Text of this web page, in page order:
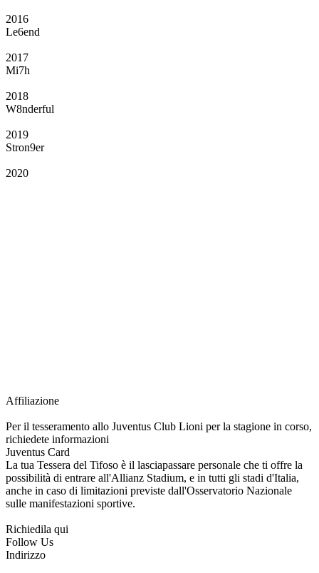
2016
Le6end
2017
Mi7h
2018
W8nderful
2019
Stron9er
2020
Affiliazione
Per il tesseramento allo Juventus Club Lioni per la stagione in corso,
richiedete informazioni
Juventus Card
La tua Tessera del Tifoso è il lasciapassare personale che ti offre la
possibilità di entrare all'Allianz Stadium, e in tutti gli stadi d'Italia,
anche in caso di limitazioni previste dall'Osservatorio Nazionale
sulle manifestazioni sportive.
Richiedila qui
Follow Us
Indirizzo